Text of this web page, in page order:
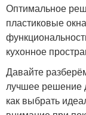
Оптимальное
пластиковые
кухонное
Давайте
лучшее решение
как выбрать